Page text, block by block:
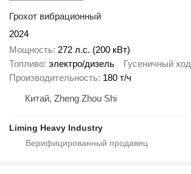
Грохот вибрационный
2024
Мощность 272 л.с. (200 кВт)
Топливо электро/дизель Гусеничный ход
Производительность 180 т/ч
Китай, Zheng Zhou Shi
Liming Heavy Industry